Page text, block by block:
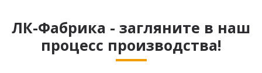
ЛК-Фабрика - загляните в наш
процесс производства!